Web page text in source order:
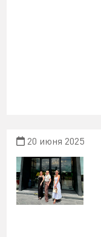
20 июня 2025